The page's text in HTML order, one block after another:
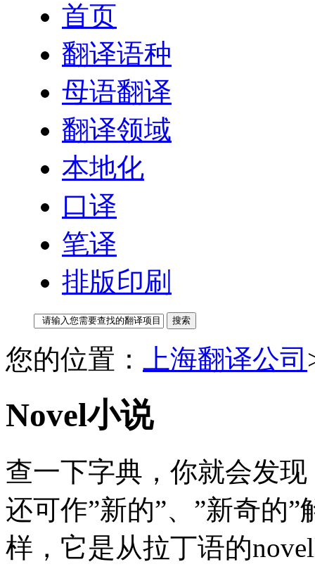
首页
翻译语种
母语翻译
翻译领域
本地化
口译
笔译
排版印刷
您的位置： 上海翻译公司
Novel小说
查一下字典，你就会发
还可作”新的”、”新奇的
样，它是从拉丁语的